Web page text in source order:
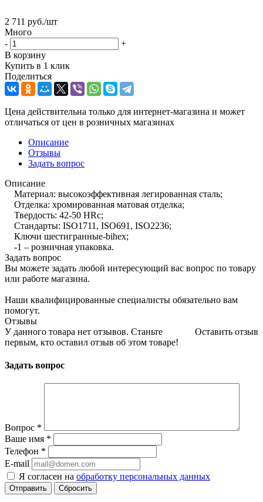
2 711 руб./шт
Много
-
+
В корзину
Купить в 1 клик
Поделиться
Цена действительна только для интернет-магазина и может
отличаться от цен в розничных магазинах
Описание
Отзывы
Задать вопрос
Описание
Материал: высокоэффективная легированная сталь;
Отделка: хромированная матовая отделка;
Твердость: 42-50 HRc;
Стандарты: ISO1711, ISO691, ISO2236;
Ключи шестигранные-bihex;
-1 – розничная упаковка.
Задать вопрос
Вы можете задать любой интересующий вас вопрос по товару
или работе магазина.
Наши квалифицированные специалисты обязательно вам
помогут.
Отзывы
Оставить отзыв
У данного товара нет отзывов. Станьте
первым, кто оставил отзыв об этом товаре!
Задать вопрос
Вопрос *
Ваше имя *
Телефон *
E-mail
Я согласен на обработку персональных данных
Сбросить